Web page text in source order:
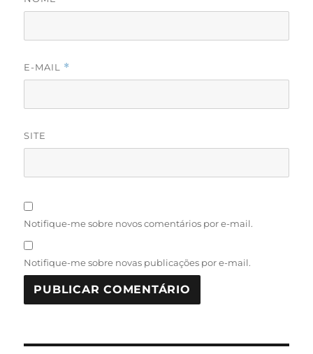
E-MAIL *
SITE
Notifique-me sobre novos comentários por e-mail.
Notifique-me sobre novas publicações por e-mail.